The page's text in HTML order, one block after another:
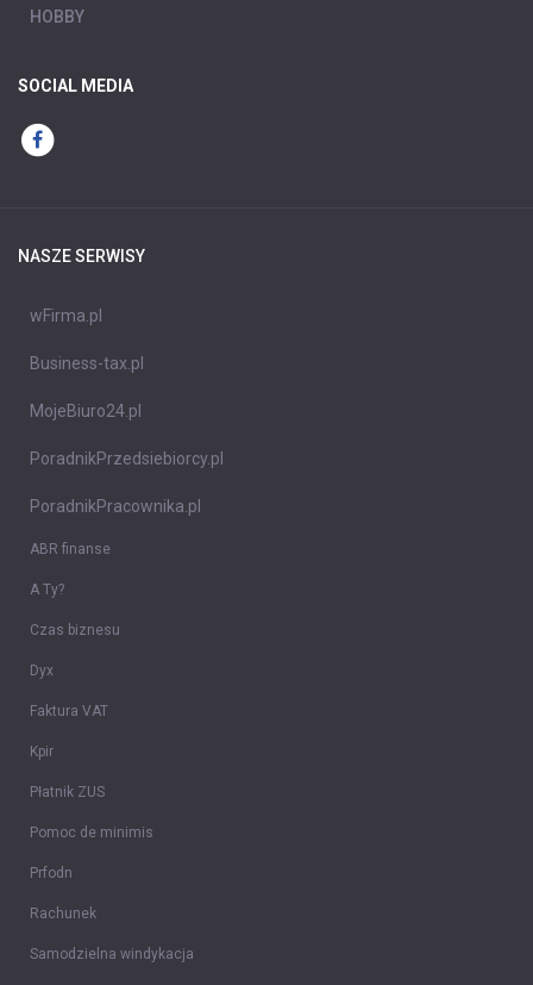
HOBBY
SOCIAL MEDIA
NASZE SERWISY
wFirma.pl
Business-tax.pl
MojeBiuro24.pl
PoradnikPrzedsiebiorcy.pl
PoradnikPracownika.pl
ABR finanse
A Ty?
Czas biznesu
Dyx
Faktura VAT
Kpir
Płatnik ZUS
Pomoc de minimis
Prfodn
Rachunek
Samodzielna windykacja